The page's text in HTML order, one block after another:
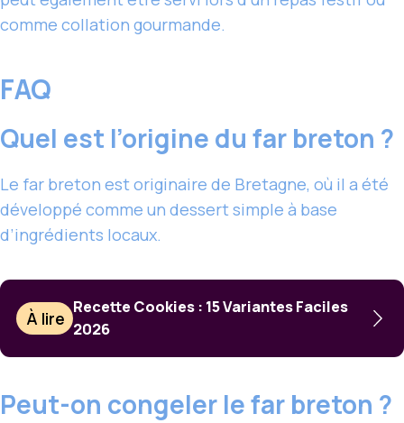
comme collation gourmande.
FAQ
Quel est l’origine du far breton ?
Le far breton est originaire de Bretagne, où il a été
développé comme un dessert simple à base
d’ingrédients locaux.
À lire
Recette Cookies : 15 Variantes Faciles
2026
Peut-on congeler le far breton ?